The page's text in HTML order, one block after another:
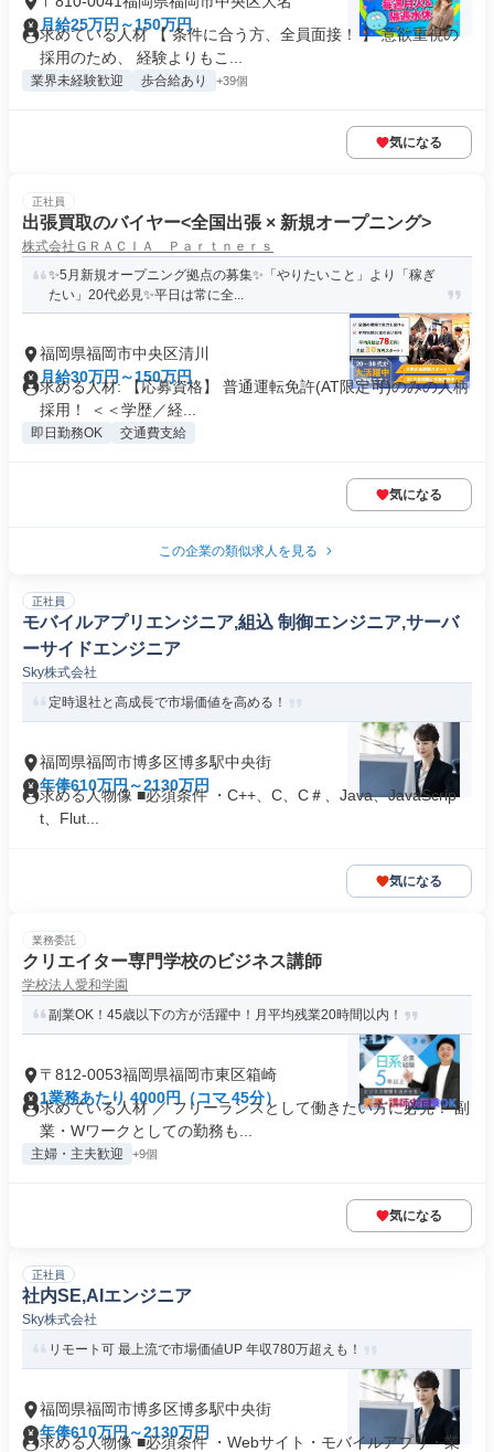
月給25万円～150万円
求めている人材 【 条件に合う方、全員面接！ 】 意欲重視の
採用のため、 経験よりもこ...
業界未経験歓迎 歩合給あり +39個
気になる
正社員
出張買取のバイヤー<全国出張 × 新規オープニング>
株式会社ＧＲＡＣＩＡ Ｐａｒｔｎｅｒｓ
✨5月新規オープニング拠点の募集✨「やりたいこと」より「稼ぎ
たい」20代必見✨平日は常に全...
福岡県福岡市中央区清川
月給30万円～150万円
求める人材: 【応募資格】 普通運転免許(AT限定可)のみの人柄
採用！ ＜＜学歴／経...
即日勤務OK 交通費支給
気になる
この企業の類似求人を見る
正社員
モバイルアプリエンジニア,組込 制御エンジニア,サーバ
ーサイドエンジニア
Sky株式会社
定時退社と高成長で市場価値を高める！
福岡県福岡市博多区博多駅中央街
年俸610万円～2130万円
求める人物像 ■必須条件 ・C++、C、C＃、Java、JavaScrip
t、Flut...
気になる
業務委託
クリエイター専門学校のビジネス講師
学校法人愛和学園
副業OK！45歳以下の方が活躍中！月平均残業20時間以内！
〒812-0053福岡県福岡市東区箱崎
1業務あたり 4000円（コマ 45分）
求めている人材 ／ フリーランスとして働きたい方に必見！ 副
業・Wワークとしての勤務も...
主婦・主夫歓迎 +9個
気になる
正社員
社内SE,AIエンジニア
Sky株式会社
リモート可 最上流で市場価値UP 年収780万超えも！
福岡県福岡市博多区博多駅中央街
年俸610万円～2130万円
求める人物像 ■必須条件 ・Webサイト・モバイルアプリ・業